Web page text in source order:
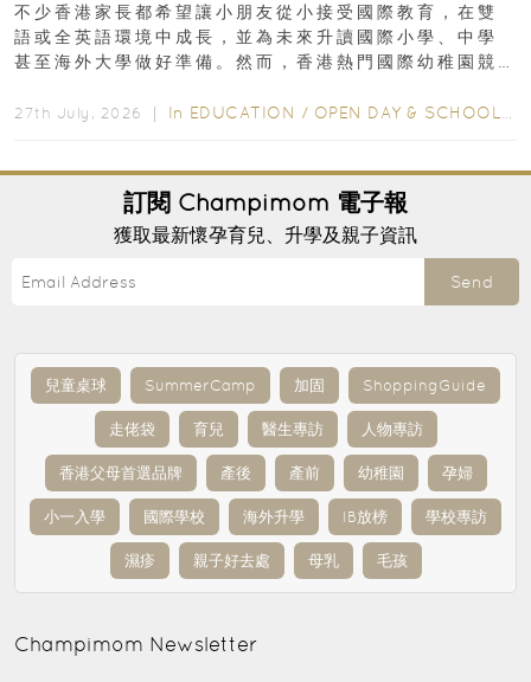
不少香港家長都希望讓小朋友從小接受國際教育，在雙
語或全英語環境中成長，並為未來升讀國際小學、中學
甚至海外大學做好準備。然而，香港熱門國際幼稚園競
27th July, 2026 ｜ In EDUCATION / OPEN DAY & SCHOOL EVENTS
訂閱 Champimom 電子報
獲取最新懷孕育兒、升學及親子資訊
Send
兒童桌球 SummerCamp 加固 ShoppingGuide
走佬袋 育兒 醫生專訪 人物專訪
香港父母首選品牌 產後 產前 幼稚園 孕婦
小一入學 國際學校 海外升學 IB放榜 學校專訪
濕疹 親子好去處 母乳 毛孩
Champimom Newsletter